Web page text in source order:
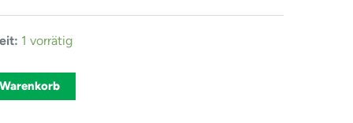
1 vorrätig